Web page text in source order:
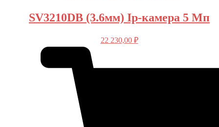
SV3210DB (3.6мм) Ip-камера 5 Мп
22 230,00 ₽